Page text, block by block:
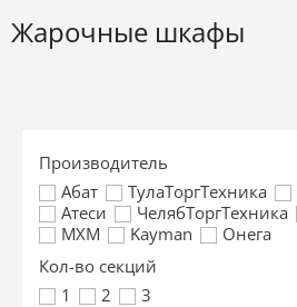
Жарочные шкафы
Производитель
Абат
ТулаТоргТехника
Атеси
ЧелябТоргТехника
МХМ
Kayman
Онега
Кол-во секций
1
2
3